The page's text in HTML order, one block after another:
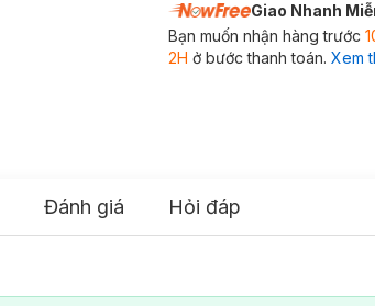
Giao Nhanh
Bạn muốn nhận hàng trước
2H ở bước thanh toán. Xem
Đánh giá Hỏi đáp